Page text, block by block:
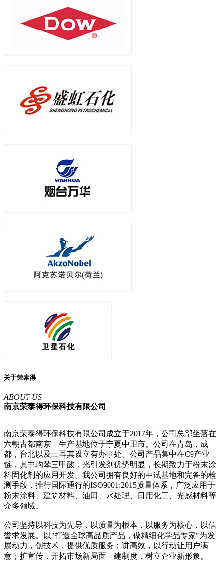
关于荣泰得
ABOUT US
南京荣泰得环保科技有限公司
南京荣泰得环保科技有限公司成立于2017年，公司总部坐落在
六朝古都南京，生产基地位于宁夏中卫市。公司在青岛，成
都，台北以及土耳其设立有办事处。公司产品集中在C9产业
链，其中均苯三甲酸，光引发剂优势明显，长期致力于粉末涂
料固化剂的应用开发。我公司拥有良好的中试基地和完备的检
测手段，推行国际通行的ISO9001:2015质量体系，广泛应用于
粉末涂料、建筑材料、油田、水处理、日用化工、光感材料等
众多领域。
公司坚持以科技为先导，以质量为根本，以服务为核心，以信
誉求发展。以"打造全球高品质产品，做精细化学品专家"为发
展动力，创技术，提供优质服务；讲高效，以行动让用户满
意；扩宣传，开拓市场新局面；建制度，树立企业新形象。